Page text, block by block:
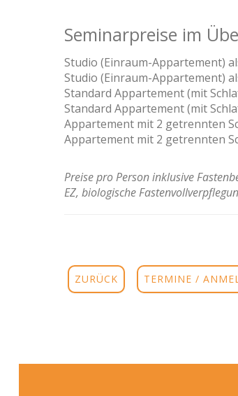
Seminarpreise im
Studio (Einraum-Appartement)
Studio (Einraum-Appartement)
Standard Appartement (mit
Standard Appartement (mit
Appartement mit 2 getrennten
Appartement mit 2 getrennten
Preise pro Person inklusive
EZ, biologische
ZURÜCK TERMINE /